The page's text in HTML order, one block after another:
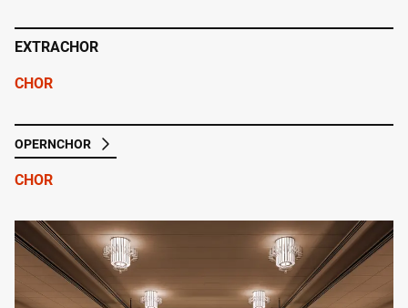
EXTRACHOR
CHOR
OPERNCHOR
CHOR